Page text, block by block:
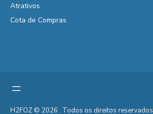
Atrativos
Cota de Compras
H2FOZ © 2026 . Todos os direitos reservados